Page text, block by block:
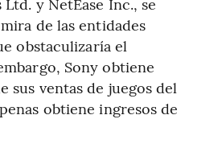
de las entidades
obstaculizaría el
Sony obtiene
sus ventas de juegos del
obtiene ingresos de